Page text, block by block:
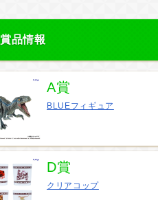
賞品情報
A賞
BLUEフィギュア
D賞
クリアコップ